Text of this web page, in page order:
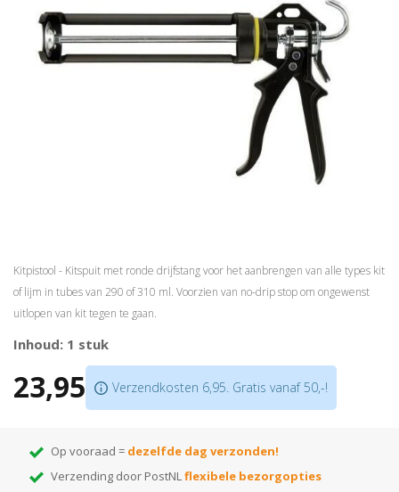
Kitpistool - Kitspuit met ronde drijfstang voor het aanbrengen van alle types kit
of lijm in tubes van 290 of 310 ml. Voorzien van no-drip stop om ongewenst
uitlopen van kit tegen te gaan.
Inhoud: 1 stuk
23,95 Verzendkosten 6,95. Gratis vanaf 50,-!
Op vooraad = dezelfde dag verzonden!
Verzending door PostNLflexibele bezorgopties